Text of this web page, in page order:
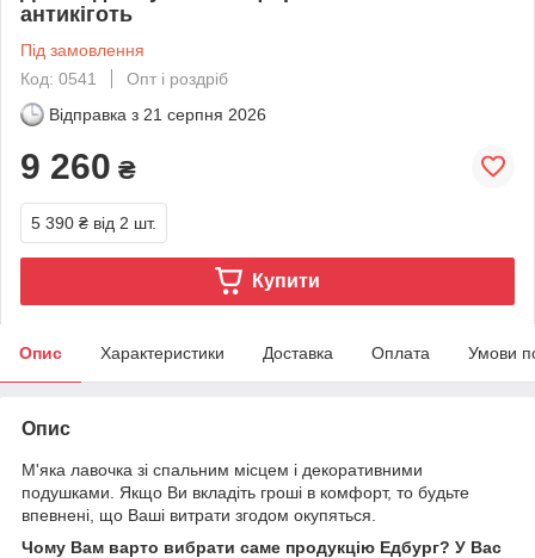
антикіготь
Під замовлення
Код: 0541
Опт і роздріб
Відправка з 21 серпня 2026
9 260 ₴
5 390 ₴ від 2 шт.
Купити
Опис Характеристики Доставка Оплата Умови
Опис
М'яка лавочка зі спальним місцем і декоративними
подушками. Якщо Ви вкладіть гроші в комфорт, то будьте
впевнені, що Ваші витрати згодом окупяться.
Чому Вам варто вибрати саме продукцію Едбург? У Вас